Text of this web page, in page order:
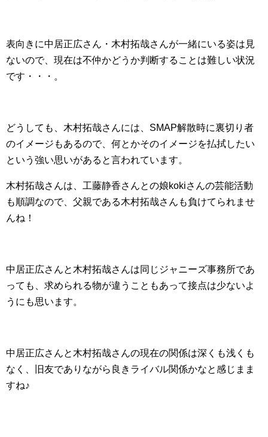
表向きに中居正広さん・木村拓哉さんが一緒にいる姿は見
ないので、現在は不仲かどうか判断することは難しい状況
です・・・。
どうしても、木村拓哉さんには、SMAP解散時に裏切り者
のイメージもあるので、何とかそのイメージを払拭したい
という強い思いがあると言われています。
木村拓哉さんは、工藤静香さんとの娘kokiさんの芸能活動
も順調なので、父親である木村拓哉さんも負けてられませ
んね！
中居正広さんと木村拓哉さんは同じジャニーズ事務所であ
っても、求められる物が違うこともあって接点は少ないよ
うにも思います。
中居正広さんと木村拓哉さんの現在の関係は深くも浅くも
なく、旧友でありながら良きライバル関係かなと感じまま
すね♪